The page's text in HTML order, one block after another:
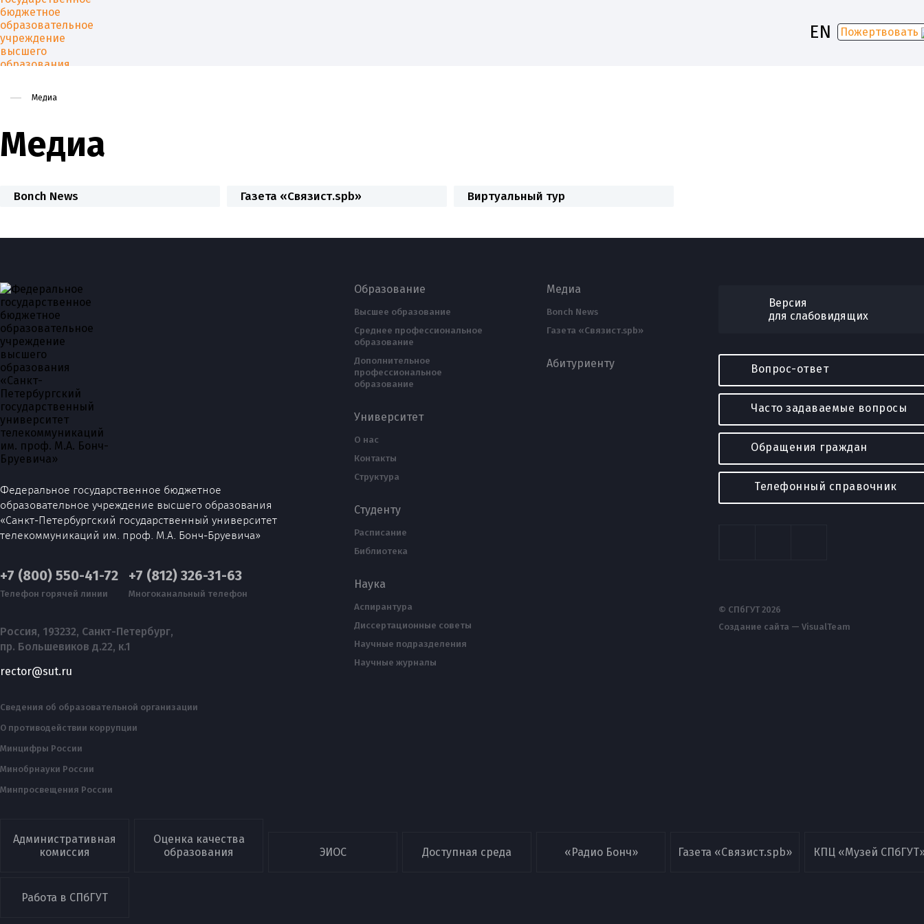
EN Пожертвовать
Медиа
Медиа
Bonch News Газета «Связист.spb» Виртуальный тур
Федеральное государственное бюджетное
образовательное учреждение высшего образования
«Санкт-Петербургский государственный университет
телекоммуникаций им. проф. М.А. Бонч-Бруевича»
+7 (800) 550-41-72
Телефон горячей линии
+7 (812) 326-31-63
Многоканальный телефон
Россия, 193232, Санкт-Петербург,
пр. Большевиков д.22, к.1
rector@sut.ru
Сведения об образовательной организации
О противодействии коррупции
Минцифры России
Минобрнауки России
Минпросвещения России
Образование
Высшее образование
Среднее профессиональное
образование
Дополнительное
профессиональное
образование
Университет
О нас
Контакты
Структура
Студенту
Расписание
Библиотека
Наука
Аспирантура
Диссертационные советы
Научные подразделения
Научные журналы
Медиа
Bonch News
Газета «Связист.spb»
Абитуриенту
Версия
для слабовидящих
Вопрос-ответ
Часто задаваемые вопросы
Обращения граждан
Телефонный справочник
© СПбГУТ 2026
Создание сайта — VisualTeam
Административная
комиссия
Оценка качества
образования
ЭИОС Доступная среда «Радио Бонч» Газета «Связист.spb» КПЦ «Музей
Работа в СПбГУТ